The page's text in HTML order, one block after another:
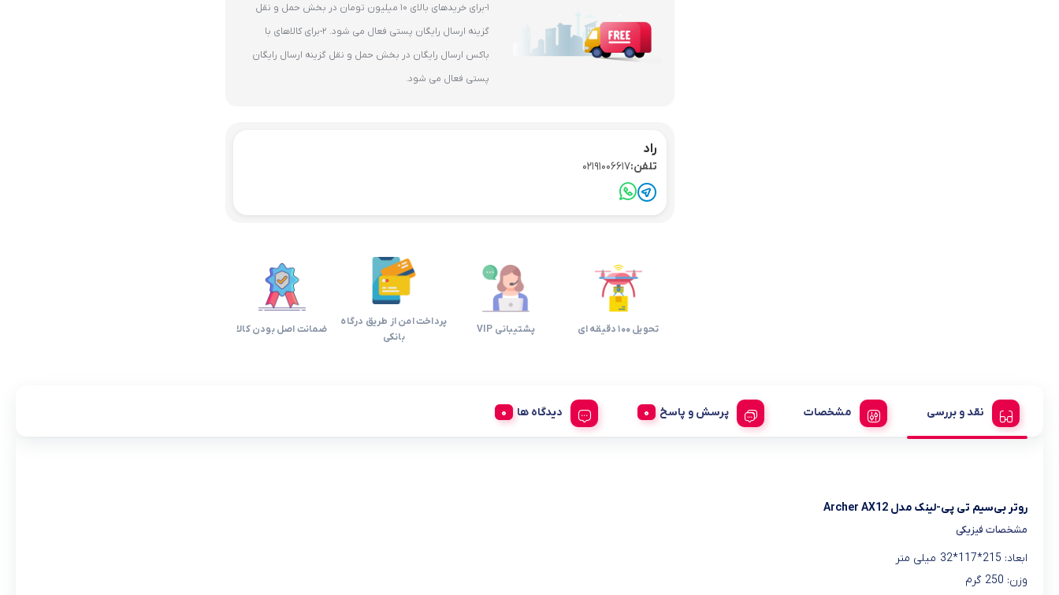
1-برای خریدهای بالای 10 میلیون تومان در بخش حمل و نقل
گزینه ارسال رایگان پستی فعال می شود. 2-برای کالاهای با
باکس ارسال رایگان در بخش حمل و نقل گزینه ارسال رایگان
پستی فعال می شود.
راد
تلفن:02191006617
تحویل 100 دقیقه ای پشتیبانی VIP
پرداخت امن از طریق درگاه
بانکی
ضمانت اصل بودن کالا
نقد و بررسی مشخصات پرسش و پاسخ دیدگاه ها
روتر بی‌سیم تی پی-لینک مدل Archer AX12
مشخصات فیزیکی
ابعاد: 215*117*32 میلی متر
وزن: 250 گرم